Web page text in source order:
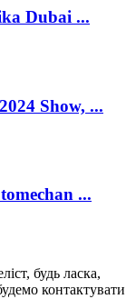
Dubai ...
Show, ...
...
будь ласка,
контактувати